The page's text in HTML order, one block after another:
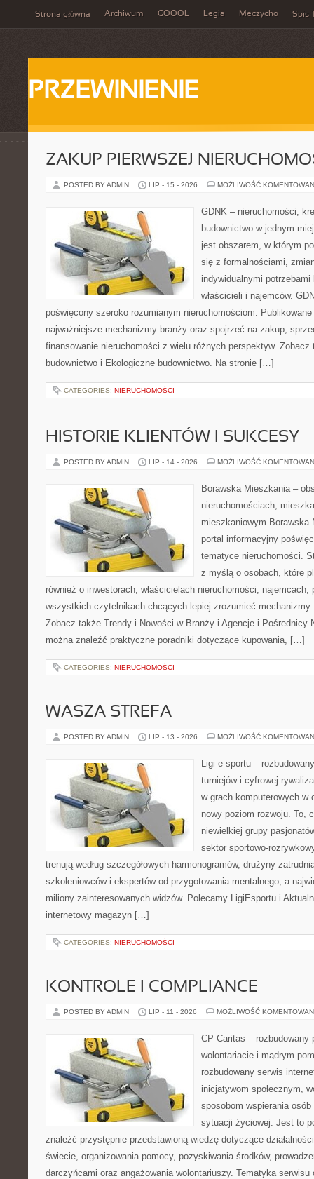
Strona główna Archiwum GOOOL Legia Meczycho Spis
PRZEWINIENIE
ZAKUP PIERWSZEJ
POSTED BY ADMIN LIP - 15 - 2026 MOŻLIWOŚĆ
GDNK – nieruchomości,
budownictwo w jednym
jest obszarem, w którym
się z formalnościami,
indywidualnymi
właścicieli i najemców.
poświęcony szeroko rozumianym nieruchomościom. Publikowane
najważniejsze mechanizmy branży oraz spojrzeć na zakup,
finansowanie nieruchomości z wielu różnych perspektyw.
budownictwo i Ekologiczne budownictwo. Na stronie […]
CATEGORIES: NIERUCHOMOŚCI
HISTORIE KLIENTÓW I SUKCESY
POSTED BY ADMIN LIP - 14 - 2026 MOŻLIWOŚĆ
Borawska Mieszkania –
nieruchomościach,
mieszkaniowym Borawska
portal informacyjny
tematyce nieruchomości.
z myślą o osobach, które
również o inwestorach, właścicielach nieruchomości, najemcach,
wszystkich czytelnikach chcących lepiej zrozumieć mechanizmy
Zobacz także Trendy i Nowości w Branży i Agencje i Pośrednicy
można znaleźć praktyczne poradniki dotyczące kupowania, […]
CATEGORIES: NIERUCHOMOŚCI
WASZA STREFA
POSTED BY ADMIN LIP - 13 - 2026 MOŻLIWOŚĆ
Ligi e-sportu –
turniejów i cyfrowej
w grach komputerowych w
nowy poziom rozwoju. To,
niewielkiej grupy
sektor sportowo-
trenują według szczegółowych harmonogramów, drużyny
szkoleniowców i ekspertów od przygotowania mentalnego, a
miliony zainteresowanych widzów. Polecamy LigiEsportu i
internetowy magazyn […]
CATEGORIES: NIERUCHOMOŚCI
KONTROLE I COMPLIANCE
POSTED BY ADMIN LIP - 11 - 2026 MOŻLIWOŚĆ
CP Caritas – rozbudowany
wolontariacie i mądrym
rozbudowany serwis
inicjatywom społecznym,
sposobom wspierania
sytuacji życiowej. Jest to
znaleźć przystępnie przedstawioną wiedzę dotyczące
świecie, organizowania pomocy, pozyskiwania środków,
darczyńcami oraz angażowania wolontariuszy. Tematyka